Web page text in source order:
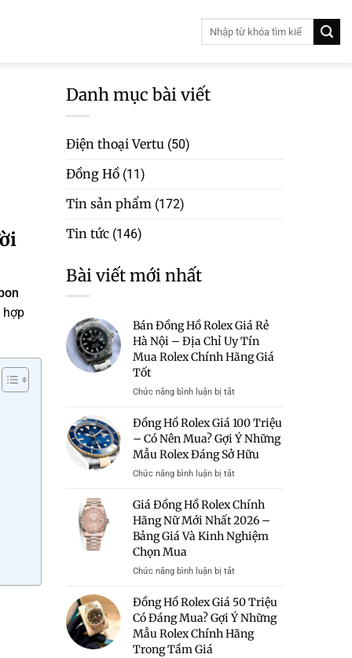
hợp
Danh mục bài viết
Điện thoại Vertu (50)
Đồng Hồ(11)
Tin sản phẩm (172)
Tin tức(146)
Bài viết mới nhất
Bán Đồng Hồ Rolex Giá Rẻ
Hà Nội – Địa Chỉ Uy Tín
Mua Rolex Chính Hãng Giá
Tốt
Chức năng bình luận bị tắtở
Đồng
Hồ
Rolex
Giá
Rẻ
Nội
–
Địa
Chỉ
Chính
Hãng
Giá
Đồng Hồ Rolex Giá 100 Triệu
– Có Nên Mua? Gợi Ý Những
Mẫu Rolex Đáng Sở Hữu
Chức năng bình luận bị tắtở
Hồ
Giá
100
Mua?
Gợi
Ý
Giá Đồng Hồ Rolex Chính
Hãng Nữ Mới Nhất 2026 –
Bảng Giá Và Kinh Nghiệm
Chọn Mua
Chức năng bình luận bị tắtở
Đồng
Hồ
Rolex
Chính
Đồng Hồ Rolex Giá 50 Triệu
Có Đáng Mua? Gợi Ý Những
Mẫu Rolex Chính Hãng
Trong Tầm Giá